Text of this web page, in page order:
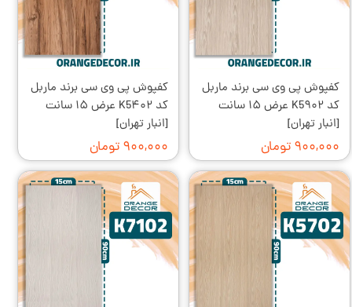
کفپوش پی وی سی برند ماربل
کد K5۹۰۲ عرض ۱۵ سانت
[انبار تهران]
۹۰۰,۰۰۰ تومان
کفپوش پی وی سی برند ماربل
کد K5۴۰۲ عرض ۱۵ سانت
[انبار تهران]
۹۰۰,۰۰۰ تومان